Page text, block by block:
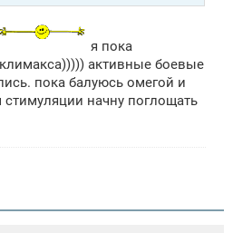
я пока
активные боевые
пока балуюсь омегой и
начну поглощать